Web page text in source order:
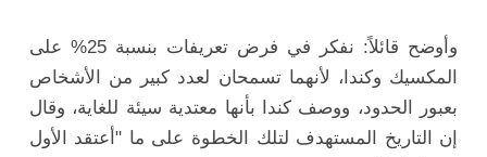
وأوضح قائلاً: نفكر في فرض تعريفات بنسبة 25% على
المكسيك وكندا، لأنهما تسمحان لعدد كبير من الأشخاص
بعبور الحدود، ووصف كندا بأنها معتدية سيئة للغاية، وقال
إن التاريخ المستهدف لتلك الخطوة على ما "أعتقد الأول